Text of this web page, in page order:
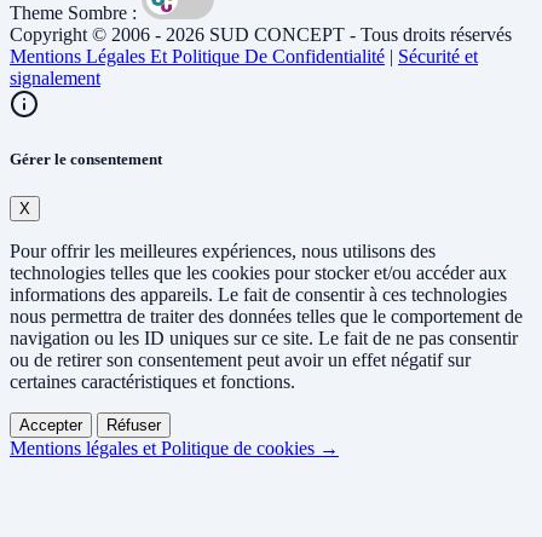
Theme Sombre :
Copyright © 2006 - 2026 SUD CONCEPT - Tous droits réservés
Mentions Légales Et Politique De Confidentialité | Sécurité et
signalement
Gérer le consentement
X
Pour offrir les meilleures expériences, nous utilisons des
technologies telles que les cookies pour stocker et/ou accéder aux
informations des appareils. Le fait de consentir à ces technologies
nous permettra de traiter des données telles que le comportement de
navigation ou les ID uniques sur ce site. Le fait de ne pas consentir
ou de retirer son consentement peut avoir un effet négatif sur
certaines caractéristiques et fonctions.
Accepter Réfuser
Mentions légales et Politique de cookies →